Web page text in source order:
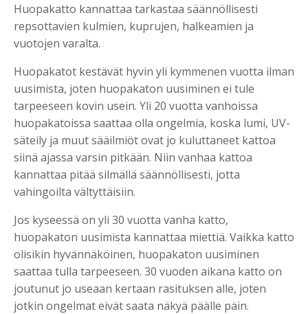
Huopakatto kannattaa tarkastaa säännöllisesti
repsottavien kulmien, kuprujen, halkeamien ja
vuotojen varalta.
Huopakatot kestävät hyvin yli kymmenen vuotta ilman
uusimista, joten huopakaton uusiminen ei tule
tarpeeseen kovin usein. Yli 20 vuotta vanhoissa
huopakatoissa saattaa olla ongelmia, koska lumi, UV-
säteily ja muut sääilmiöt ovat jo kuluttaneet kattoa
siinä ajassa varsin pitkään. Niin vanhaa kattoa
kannattaa pitää silmällä säännöllisesti, jotta
vahingoilta vältyttäisiin.
Jos kyseessä on yli 30 vuotta vanha katto,
huopakaton uusimista kannattaa miettiä. Vaikka katto
olisikin hyvännäköinen, huopakaton uusiminen
saattaa tulla tarpeeseen. 30 vuoden aikana katto on
joutunut jo useaan kertaan rasituksen alle, joten
jotkin ongelmat eivät saata näkyä päälle päin.